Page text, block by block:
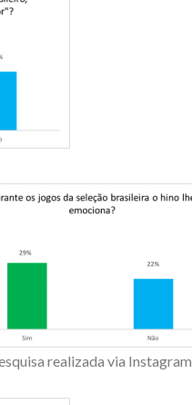
realizada via Instagram